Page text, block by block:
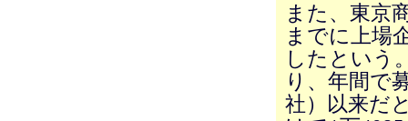
また、東京
までに上場
したという
り、年間で
社）以来だ